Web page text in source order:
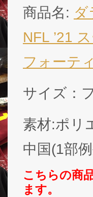
商品名: ダ
NFL ’21
フォーテ
サイズ：
素材:ポリ
中国(1部
こちらの商
ます。